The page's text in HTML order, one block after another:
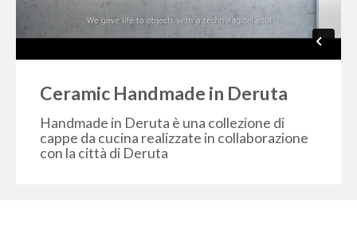
Ceramic Handmade in Deruta
Handmade in Deruta è una collezione di
cappe da cucina realizzate in collaborazione
con la città di Deruta